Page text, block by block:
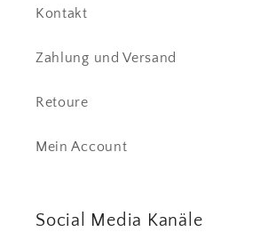
Kontakt
Zahlung und Versand
Retoure
Mein Account
Social Media Kanäle